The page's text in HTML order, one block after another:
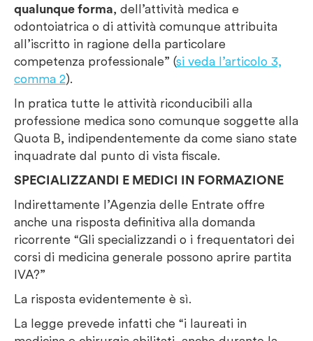
qualunque forma, dell’attività medica e
odontoiatrica o di attività comunque attribuita
all’iscritto in ragione della particolare
competenza professionale” (si veda l’articolo 3,
comma 2).
In pratica tutte le attività riconducibili alla
professione medica sono comunque soggette alla
Quota B, indipendentemente da come siano state
inquadrate dal punto di vista fiscale.
SPECIALIZZANDI E MEDICI IN FORMAZIONE
Indirettamente l’Agenzia delle Entrate offre
anche una risposta definitiva alla domanda
ricorrente “Gli specializzandi o i frequentatori dei
corsi di medicina generale possono aprire partita
IVA?”
La risposta evidentemente è sì.
La legge prevede infatti che “i laureati in